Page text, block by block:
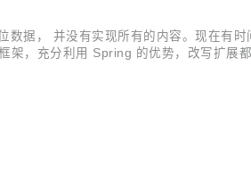
据， 并没有实现所有的内容。现在有
，充分利用 Spring 的优势，改写扩展